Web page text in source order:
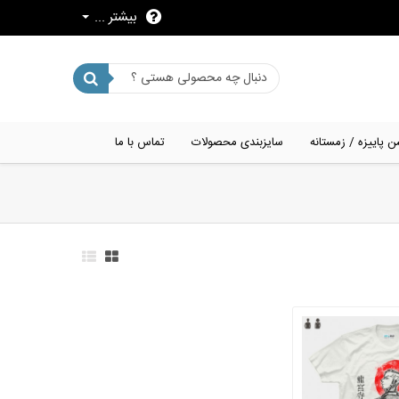
بیشتر ...
پاییزه / زمستانه سایزبندی محصولات تماس با ما